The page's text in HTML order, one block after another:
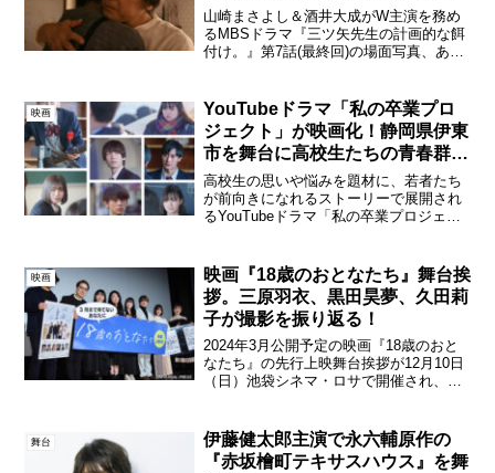
えは！？
山崎まさよし＆酒井大成がW主演を務め
るMBSドラマ『三ツ矢先生の計画的な餌
付け。』第7話(最終回)の場面写真、あら
本作は、大人の色気を纏った50代のイケ
オジ有名料理...
映画
YouTubeドラマ「私の卒業プロ
ジェクト」が映画化！静岡県伊東
市を舞台に高校生たちの青春群像
を描く
高校生の思いや悩みを題材に、若者たち
が前向きになれるストーリーで展開され
るYouTubeドラマ「私の卒業プロジェク
ーズが遂に映画化。2022年3月18日
（金...
映画
映画『18歳のおとなたち』舞台挨
拶。三原羽衣、黒田昊夢、久田莉
子が撮影を振り返る！
2024年3月公開予定の映画『18歳のおと
なたち』の先行上映舞台挨拶が12月10日
（日）池袋シネマ・ロサで開催され、出
監督の佐藤周、プロデューサーの木谷真
規が登壇した。...
舞台
伊藤健太郎主演で永六輔原作の
『赤坂檜町テキサスハウス』を舞